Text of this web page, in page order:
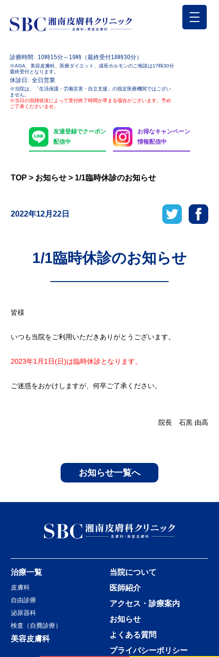
診療時間 10時15分～19時（最終受付18時30分）
※AGA、美容皮膚科、医療ダイエット、成長ホルモンのご相談は17時30分
最終受付となります。
休診日 全日営業
※当院は、「生活保護・労働災害・自立支援」の指定医療機関ではござい
ません。
※当日の混雑状況によって受付終了時間が早まる場合がございます。予め
ご了承くださいませ。
友達登録でクーポン
配信中
お得なキャンペーン
情報配信中
TOP > お知らせ > 1/1臨時休診のお知らせ
2022年12月22日
1/1臨時休診のお知らせ
皆様
いつも当院をご利用いただきありがとうございます。
2023年1月1日(日)は臨時休診となります。
ご迷惑をおかけしますが、何卒ご了承ください。
院長 石黒 由高
お知らせ一覧へ
治療一覧
皮膚科
自由診療
泌尿器科
検査（自費診療）
美容皮膚科
当院について
医師紹介
アクセス・診療案内
お知らせ
よくある質問
プライバシーポリシー